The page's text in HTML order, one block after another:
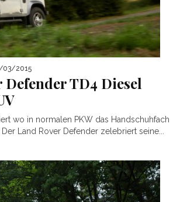
03/2015
Defender TD4 Diesel
wo in normalen PKW das Handschuhfach
Land Rover Defender zelebriert seine...